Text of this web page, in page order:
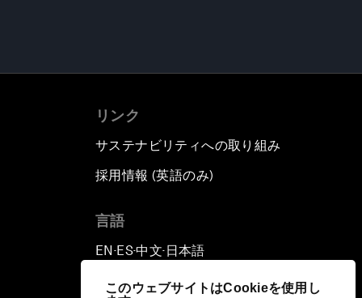
このウェブサイトはCookieを使用し
リンク
サステナビリティへの取り組み
採用情報 (英語のみ)
言語
EN ▪ES▪中文▪ 日本語